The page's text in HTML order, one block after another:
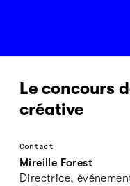
Le concours
créative
Contact
Mireille Forest
Directrice,